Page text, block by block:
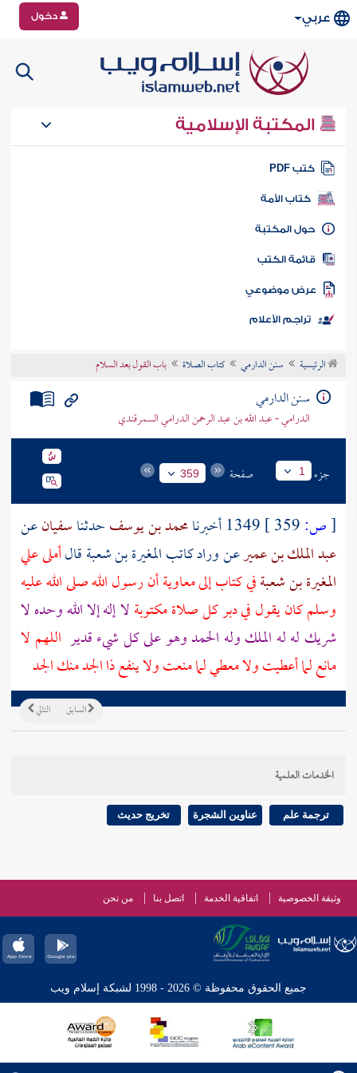
عربي دخول
المكتبة الإسلامية
كتب PDF
كتاب الأمة
المكتبة
الكتب
موضوعي
تراجم الأعلام
الرئيسية سنن الدارمي كتاب الصلاة باب القول بعد السلام
سنن الدارمي
الدرامي - عبد الله بن عبد الرحمن الدرامي السمرقندي
جزء 1 صفحة 359
[ص: 1349 أخبرنا محمد بن يوسفحدثناسفيانعن
عبد الملك بن عميرعنورادكاتبالمغيرة بن شعبةقالأملى علي
المغيرة بن شعبةفي كتاب إلىمعاويةأن رسول الله صلى الله عليه
وسلم كان يقول في دبر كل صلاة مكتوبةلا إله إلا الله وحده لا
شريك له له الملك وله الحمد وهو على كل شيء قدير اللهم لا
مانع لما أعطيت ولا معطي لما منعت ولا ينفع ذا الجد منك الجد
التالي السابق
الخدمات العلمية
ترجمة علم عناوين الشجرة تخريج حديث
وثيقة الخصوصية اتفاقية الخدمة اتصل بنا من نحن
جميع الحقوق محفوظة © 2026 - 1998 لشبكة إسلام ويب